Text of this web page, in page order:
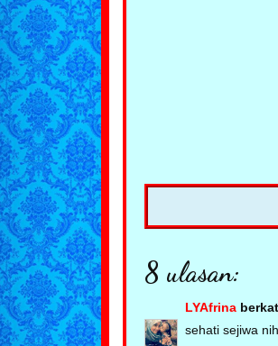
8 ulasan:
LYAfrina
sehati sejiwa